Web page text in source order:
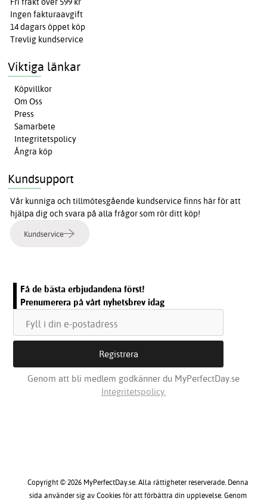
Ingen fakturaavgift
14 dagars öppet köp
Trevlig kundservice
Viktiga länkar
Köpvillkor
Om Oss
Press
Samarbete
Integritetspolicy
Ångra köp
Kundsupport
Vår kunniga och tillmötesgående kundservice finns här för att
hjälpa dig och svara på alla frågor som rör ditt köp!
Kundservice
Få de bästa erbjudandena först!
Prenumerera på vårt nyhetsbrev idag
Genom att bli medlem godkänner du MyPerfectDay.se
Integritetspolicy.
Copyright © 2026 MyPerfectDay.se. Alla rättigheter reserverade. Denna
sida använder sig av Cookies för att förbättra din upplevelse. Genom